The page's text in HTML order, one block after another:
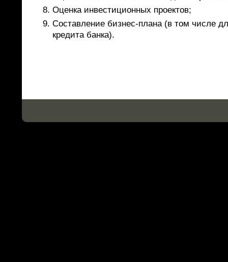
Оценка инвестиционных проектов;
Составление бизнес-плана (в том числе
кредита банка).